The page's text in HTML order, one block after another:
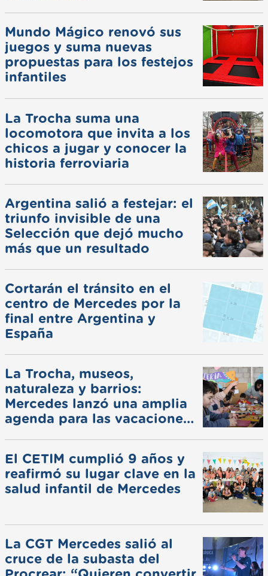
Mundo Mágico renovó sus
juegos y suma nuevas
propuestas para los festejos
infantiles
La Trocha suma una
locomotora que invita a los
chicos a jugar y conocer la
historia ferroviaria
Argentina salió a festejar: el
triunfo invisible de una
Selección que dejó mucho
más que un resultado
Cortarán el tránsito en el
centro de Mercedes por la
final entre Argentina y
España
La Trocha, museos,
naturaleza y barrios:
Mercedes lanzó una amplia
agenda para las vacaciones
El CETIM cumplió 9 años y
reafirmó su lugar clave en la
salud infantil de Mercedes
La CGT Mercedes salió al
cruce de la subasta del